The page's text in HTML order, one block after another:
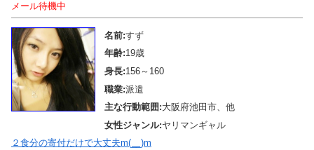
メール待機中
名前:すず
年齢:19歳
身長:156～160
職業:派遣
主な行動範囲:大阪府池田市、他
女性ジャンル:ヤリマンギャル
２食分の寄付だけで大丈夫m(__)m